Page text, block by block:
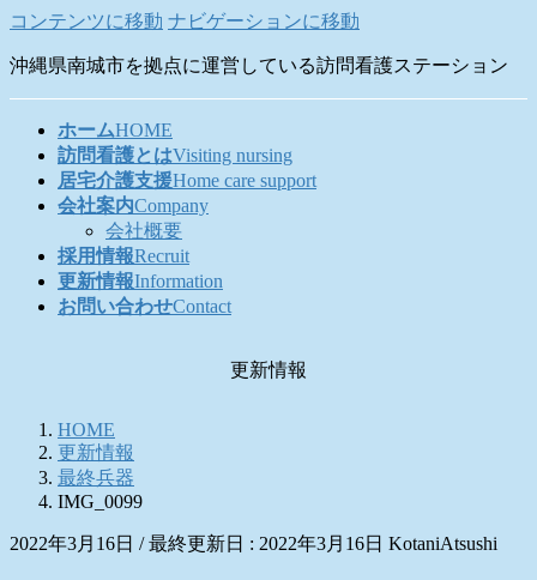
コンテンツに移動 ナビゲーションに移動
沖縄県南城市を拠点に運営している訪問看護ステーション
ホームHOME
訪問看護とはVisiting nursing
居宅介護支援Home care support
会社案内Company
会社概要
採用情報Recruit
更新情報Information
お問い合わせContact
更新情報
HOME
更新情報
最終兵器
IMG_0099
2022年3月16日 / 最終更新日 : 2022年3月16日 KotaniAtsushi